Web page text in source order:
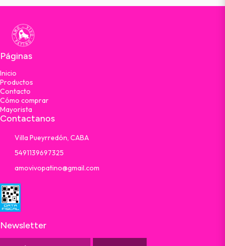
Páginas
Inicio
Productos
Contacto
Cómo comprar
Mayorista
Contactanos
Villa Pueyrredón, CABA
5491139697325
amovivopatino@gmail.com
Newsletter